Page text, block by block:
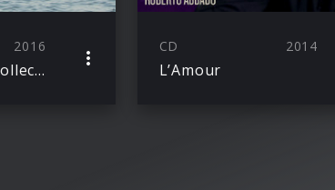
2016
The Ultimate Collection
CD 2014
L’Amour